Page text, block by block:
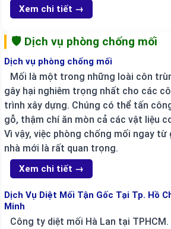
Xem chi tiết →
🛡️ Dịch vụ phòng chống mối
Dịch vụ phòng chống mối
Mối là một trong những loài côn
gây hại nghiêm trọng nhất cho các
trình xây dựng. Chúng có thể tấn
gỗ, thậm chí ăn mòn cả các vật liệu
Vì vậy, việc phòng chống mối ngay từ
nhà mới là rất quan trọng.
Xem chi tiết →
Dịch Vụ Diệt Mối Tận Gốc Tại Tp. Hồ
Minh
Công ty diệt mối Hà Lan tại TPHCM.